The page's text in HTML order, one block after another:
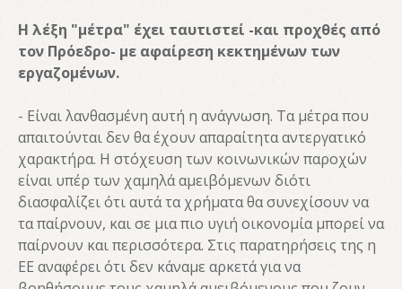
Η λέξη "μέτρα" έχει ταυτιστεί -και προχθές από
τον Πρόεδρο- με αφαίρεση κεκτημένων των
εργαζομένων.
- Είναι λανθασμένη αυτή η ανάγνωση. Τα μέτρα που
απαιτούνται δεν θα έχουν απαραίτητα αντεργατικό
χαρακτήρα. Η στόχευση των κοινωνικών παροχών
είναι υπέρ των χαμηλά αμειβόμενων διότι
διασφαλίζει ότι αυτά τα χρήματα θα συνεχίσουν να
τα παίρνουν, και σε μια πιο υγιή οικονομία μπορεί να
παίρνουν και περισσότερα. Στις παρατηρήσεις της η
ΕΕ αναφέρει ότι δεν κάναμε αρκετά για να